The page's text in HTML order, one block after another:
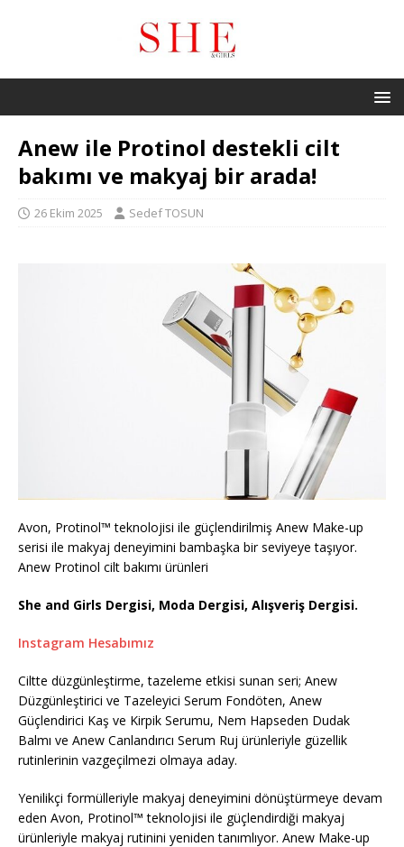
Anew ile Protinol destekli cilt
bakımı ve makyaj bir arada!
26 Ekim 2025 Sedef TOSUN
Avon, Protinol™ teknolojisi ile güçlendirilmiş Anew Make-up
serisi ile makyaj deneyimini bambaşka bir seviyeye taşıyor.
Anew Protinol cilt bakımı ürünleri
She and Girls Dergisi, Moda Dergisi, Alışveriş Dergisi.
Instagram Hesabımız
Ciltte düzgünleştirme, tazeleme etkisi sunan seri; Anew
Düzgünleştirici ve Tazeleyici Serum Fondöten, Anew
Güçlendirici Kaş ve Kirpik Serumu, Nem Hapseden Dudak
Balmı ve Anew Canlandırıcı Serum Ruj ürünleriyle güzellik
rutinlerinin vazgeçilmezi olmaya aday.
Yenilikçi formülleriyle makyaj deneyimini dönüştürmeye devam
eden Avon, Protinol™ teknolojisi ile güçlendirdiği makyaj
ürünleriyle makyaj rutinini yeniden tanımlıyor. Anew Make-up